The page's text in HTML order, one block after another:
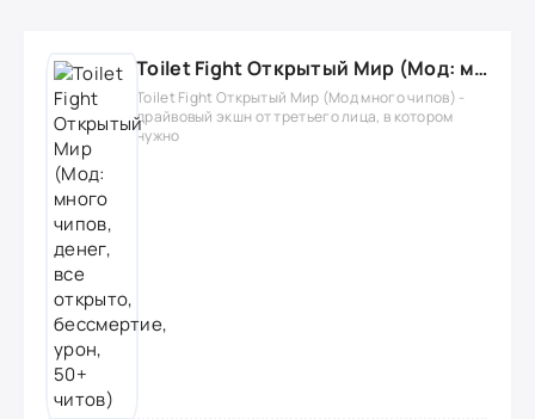
Toilet Fight Открытый Мир (Мод: много чипов, денег, все открыто, бессмертие, урон, 50+ читов)
Toilet Fight Открытый Мир (Мод много чипов) -
драйвовый экшн от третьего лица, в котором
нужно